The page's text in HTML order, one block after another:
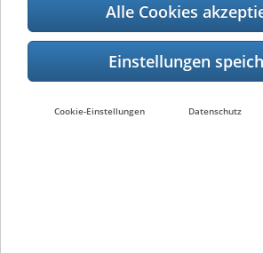
Alle Cookies
Cookie-Einstellungen Datenschutz